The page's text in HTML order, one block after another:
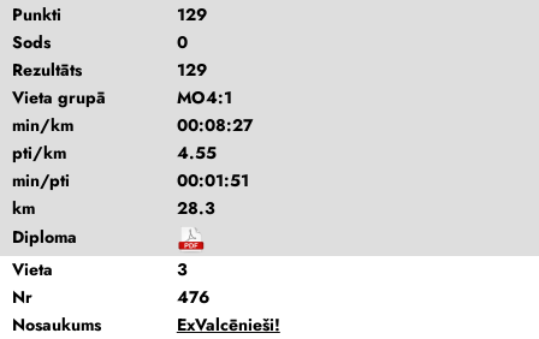
Punkti
129
Sods
0
Rezultāts
129
Vieta grupā
MO4:1
min/km
00:08:27
pti/km
4.55
min/pti
00:01:51
km
28.3
Diploma
Vieta
3
Nr
476
Nosaukums
ExValcēnieši!